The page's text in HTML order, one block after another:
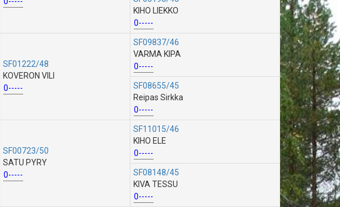
KIHO LIEKKO
0-----
SF01222/48
KOVERON VILI
0-----
SF09837/46
VARMA KIPA
0-----
SF08655/45
Reipas Sirkka
0-----
SF00723/50
SATU PYRY
0-----
SF11015/46
KIHO ELE
0-----
SF08148/45
KIVA TESSU
0-----